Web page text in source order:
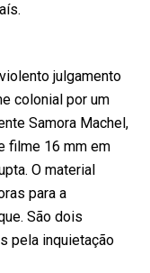
julgamento
colonial por um
Samora Machel,
filme 16 mm em
O material
para a
São dois
pela inquietação